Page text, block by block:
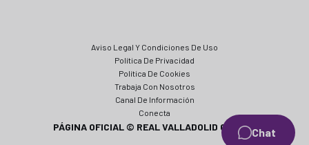
Chat
Aviso Legal Y Condiciones De Uso
Política De Privacidad
Política De Cookies
Trabaja Con Nosotros
Canal De Información
Conecta
PÁGINA OFICIAL © REAL VALLADOLID CF 2024